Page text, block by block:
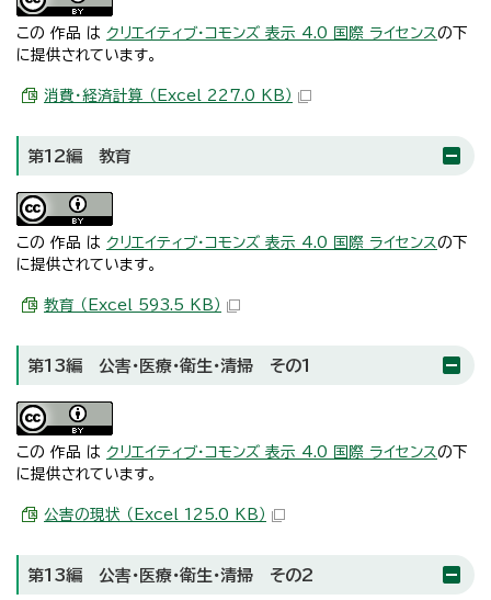
この 作品 は クリエイティブ・コモンズ 表示 4.0 国際 ライセンス の下
に提供されています。
消費・経済計算 （Excel 227.0 KB）
第12編 教育
この 作品 は クリエイティブ・コモンズ 表示 4.0 国際 ライセンス の下
に提供されています。
教育 （Excel 593.5 KB）
第13編 公害・医療・衛生・清掃 その1
この 作品 は クリエイティブ・コモンズ 表示 4.0 国際 ライセンス の下
に提供されています。
公害の現状 （Excel 125.0 KB）
第13編 公害・医療・衛生・清掃 その2